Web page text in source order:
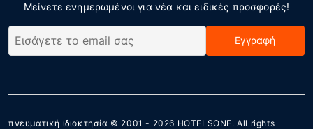
Μείνετε ενημερωμένοι για νέα και ειδικές προσφορές!
Εγγραφή
πνευματική ιδιοκτησία © 2001 - 2026 HOTELSONE. All rights